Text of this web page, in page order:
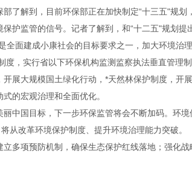
部了解到，目前环保部正在加快制定“十三五"规
护监管的信号。记者了解到，和“十二五"规划提
全面建成小康社会的目标要求之一，加大环境治
度，实行省以下环保机构监测监察执法垂直管理
展大规模国土绿化行动，*天然林保护制度，开
的宏观治理和全面优化。
中国目标，下一步环保监管将会不断加码。环
从改革环境保护制度、提升环境治理能力突破。
立多项预防机制，确保生态保护红线落地；强化